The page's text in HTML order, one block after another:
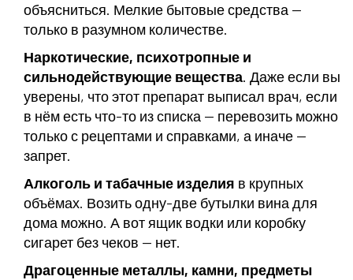
объясниться. Мелкие бытовые средства —
только в разумном количестве.
Наркотические, психотропные и
сильнодействующие вещества. Даже если вы
уверены, что этот препарат выписал врач, если
в нём есть что-то из списка — перевозить можно
только с рецептами и справками, а иначе —
запрет.
Алкоголь и табачные изделия в крупных
объёмах. Возить одну-две бутылки вина для
дома можно. А вот ящик водки или коробку
сигарет без чеков — нет.
Драгоценные металлы, камни, предметы